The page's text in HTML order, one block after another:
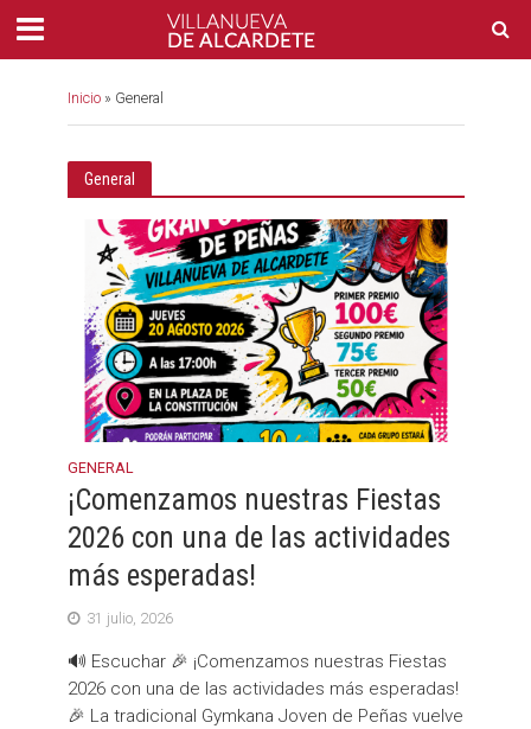
Inicio» General
General
GENERAL
¡Comenzamos nuestras Fiestas
2026 con una de las actividades
más esperadas!
31 julio, 2026
🔊 Escuchar 🎉 ¡Comenzamos nuestras Fiestas
2026 con una de las actividades más esperadas!
🎉 La tradicional Gymkana Joven de Peñas vuelve